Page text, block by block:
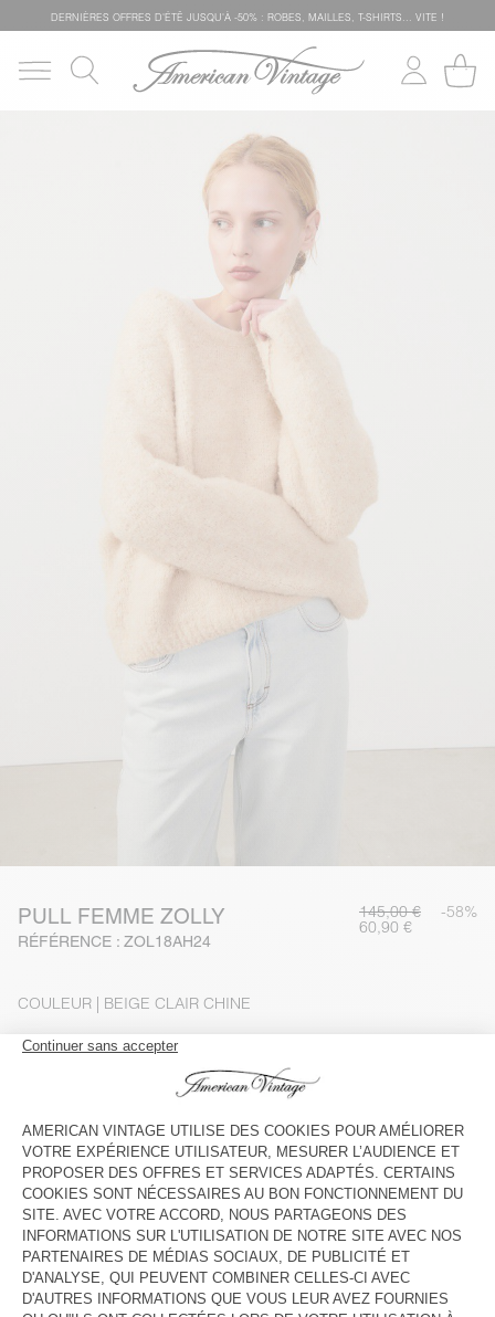
DERNIÈRES OFFRES D'ÉTÊ JUSQU'À -50% : ROBES, MAILLES, T-SHIRTS... VITE !
PULL FEMME ZOLLY
RÉFÉRENCE : ZOL18AH24
145,00 € -58%
60,90 €
COULEUR | BEIGE CLAIR CHINE
XS/S M/L
Le mannequin mesure 178 cm et porte une taille XS-S
GUIDE DES TAILLES
Livraison estiméeentre le mercredi 12 août et le vendredi 14
août
AJOUTER AU PANIER